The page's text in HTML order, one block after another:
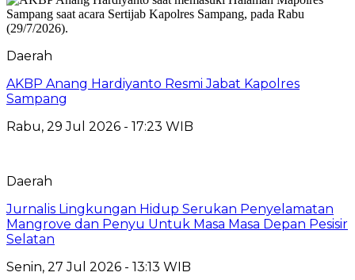
Daerah
AKBP Anang Hardiyanto Resmi Jabat Kapolres
Sampang
Rabu, 29 Jul 2026 - 17:23 WIB
Daerah
Jurnalis Lingkungan Hidup Serukan Penyelamatan
Mangrove dan Penyu Untuk Masa Masa Depan Pesisir
Selatan
Senin, 27 Jul 2026 - 13:13 WIB